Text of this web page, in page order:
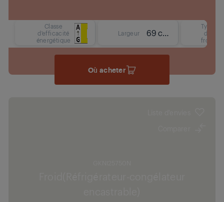
Classe
d'efficacité
énergétique
Largeur 69 cm
Type
de
froid
Où acheter